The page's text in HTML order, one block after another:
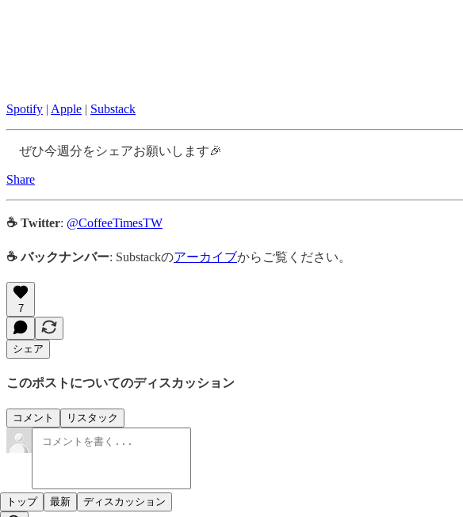
Spotify | Apple | Substack
ぜひ今週分をシェアお願いします🎉
Share
☕ Twitter: @CoffeeTimesTW
☕ バックナンバー: Substackのアーカイブからご覧ください。
7
シェア
このポストについてのディスカッション
コメント リスタック
トップ 最新 ディスカッション